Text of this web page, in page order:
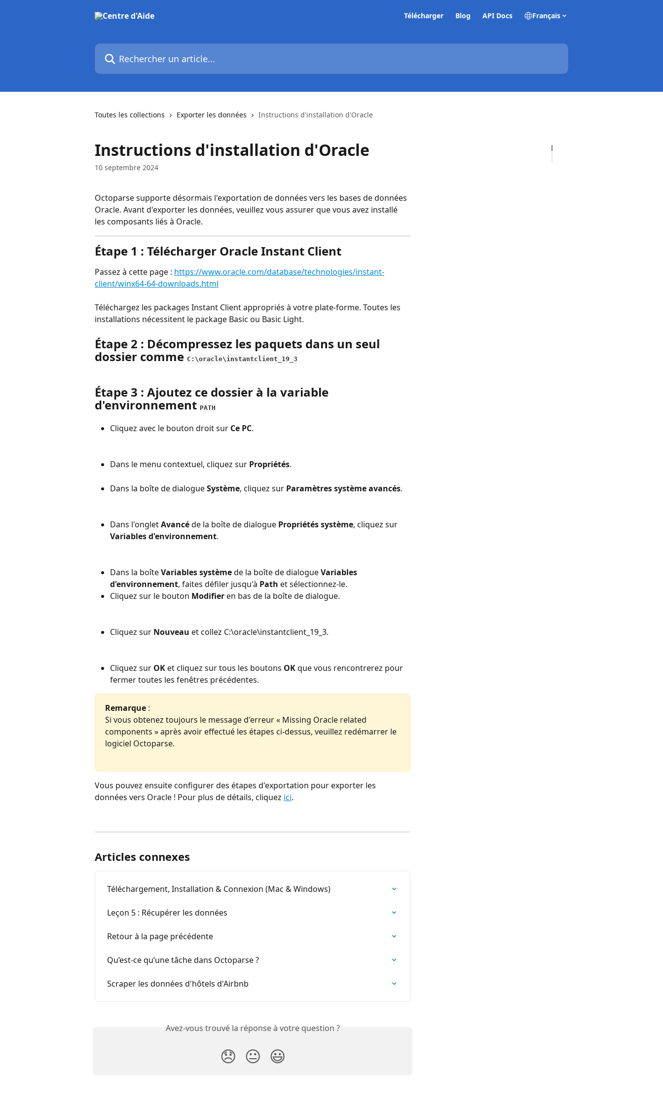
Télécharger Blog API Docs Français
Rechercher un article...
Toutes les collections Exporter les données Instructions d'installation d'Oracle
Instructions d'installation d'Oracle
10 septembre 2024
Octoparse supporte désormais l'exportation de données vers les bases de données
Oracle. Avant d'exporter les données, veuillez vous assurer que vous avez installé
les composants liés à Oracle.
Étape 1 : Télécharger Oracle Instant Client
Passez à cette page : https://www.oracle.com/database/technologies/instant-
client/winx64-64-downloads.html
Téléchargez les packages Instant Client appropriés à votre plate-forme. Toutes les
installations nécessitent le package Basic ou Basic Light.
Étape 2 : Décompressez les paquets dans un seul
dossier comme C:\oracle\instantclient_19_3
Étape 3 : Ajoutez ce dossier à la variable
d'environnement PATH
Cliquez avec le bouton droit sur Ce PC.
Dans le menu contextuel, cliquez sur Propriétés.
Dans la boîte de dialogue Système, cliquez sur Paramètres système avancés.
Dans l'onglet Avancé de la boîte de dialogue Propriétés système, cliquez sur
Variables d'environnement.
Dans la boîte Variables système de la boîte de dialogue Variables
d'environnement, faites défiler jusqu'à Path et sélectionnez-le.
Cliquez sur le bouton Modifier en bas de la boîte de dialogue.
Cliquez sur Nouveau et collez C:\oracle\instantclient_19_3.
Cliquez sur OK et cliquez sur tous les boutons OK que vous rencontrerez pour
fermer toutes les fenêtres précédentes.
Remarque :
Si vous obtenez toujours le message d'erreur « Missing Oracle related
components » après avoir effectué les étapes ci-dessus, veuillez redémarrer le
logiciel Octoparse.
Vous pouvez ensuite configurer des étapes d'exportation pour exporter les
données vers Oracle ! Pour plus de détails, cliquez ici.
Articles connexes
Téléchargement, Installation & Connexion (Mac & Windows)
Leçon 5 : Récupérer les données
Retour à la page précédente
Qu’est-ce qu’une tâche dans Octoparse ?
Scraper les données d'hôtels d'Airbnb
Avez-vous trouvé la réponse à votre question ?
😞 😐 😃